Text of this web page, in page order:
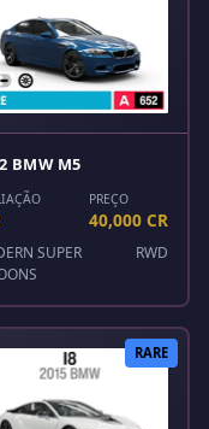
BMW M5
PREÇO
40,000 CR
SUPER
RWD
RARE